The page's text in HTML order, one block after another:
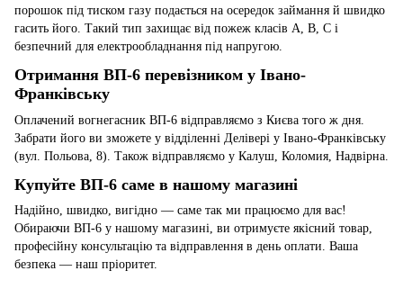
порошок під тиском газу подається на осередок займання й швидко
гасить його. Такий тип захищає від пожеж класів A, B, C і
безпечний для електрообладнання під напругою.
Отримання ВП-6 перевізником у Івано-
Франківську
Оплачений вогнегасник ВП-6 відправляємо з Києва того ж дня.
Забрати його ви зможете у відділенні Делівері у Івано-Франківську
(вул. Польова, 8). Також відправляємо у Калуш, Коломия, Надвірна.
Купуйте ВП-6 саме в нашому магазині
Надійно, швидко, вигідно — саме так ми працюємо для вас!
Обираючи ВП-6 у нашому магазині, ви отримуєте якісний товар,
професійну консультацію та відправлення в день оплати. Ваша
безпека — наш пріоритет.